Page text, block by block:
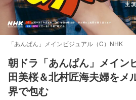
「あんぱん」メインビジュアル（C）NHK
朝ドラ「あんぱん」メイン
田美桜＆北村匠海夫婦をメ
界で包む